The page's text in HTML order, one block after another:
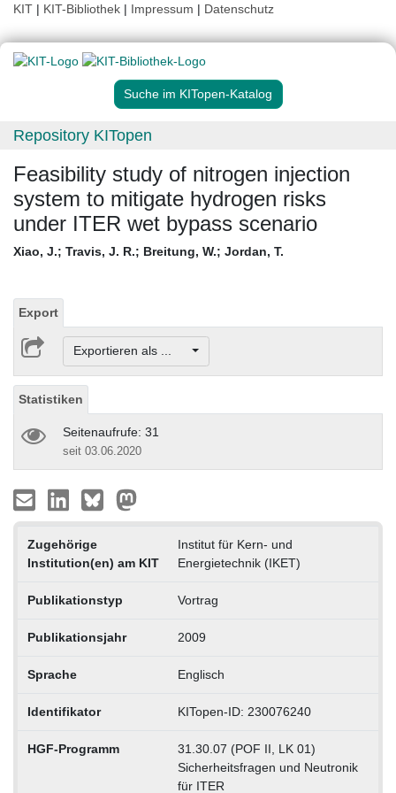
KIT | KIT-Bibliothek | Impressum | Datenschutz
Suche im KITopen-Katalog
Repository KITopen
Feasibility study of nitrogen injection
system to mitigate hydrogen risks
under ITER wet bypass scenario
Xiao, J.; Travis, J. R.; Breitung, W.; Jordan, T.
Export
Exportieren als ...
Statistiken
Seitenaufrufe: 31
seit 03.06.2020
Zugehörige
Institution(en) am KIT
Institut für Kern- und
Energietechnik (IKET)
Publikationstyp Vortrag
Publikationsjahr 2009
Sprache Englisch
Identifikator KITopen-ID: 230076240
HGF-Programm
31.30.07 (POF II, LK 01)
Sicherheitsfragen und Neutronik
für ITER